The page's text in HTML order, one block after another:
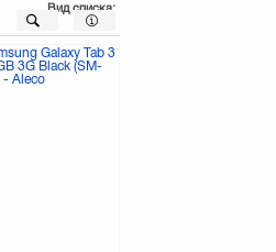
Вид списка: